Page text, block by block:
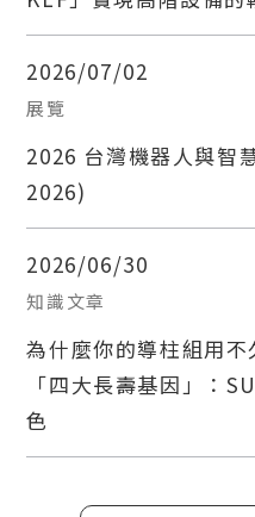
2026/07/02
展覽
2026 台灣機器人與智
2026)
2026/06/30
知識文章
為什麼你的導柱組用
「四大長壽基因」：
色